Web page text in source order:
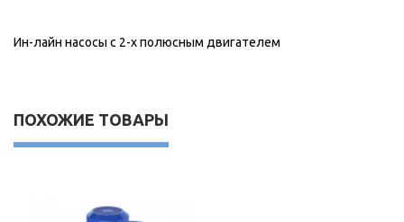
Ин-лайн насосы с 2-х полюсным двигателем
ПОХОЖИЕ ТОВАРЫ